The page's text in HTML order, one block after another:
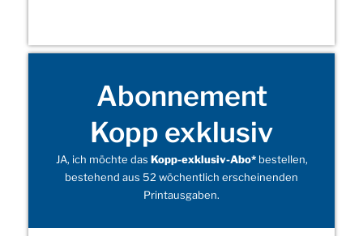
Abonnement
Kopp exklusiv
JA, ich möchte das Kopp-exklusiv-Abo*bestellen,
bestehend aus 52 wöchentlich erscheinenden
Printausgaben.